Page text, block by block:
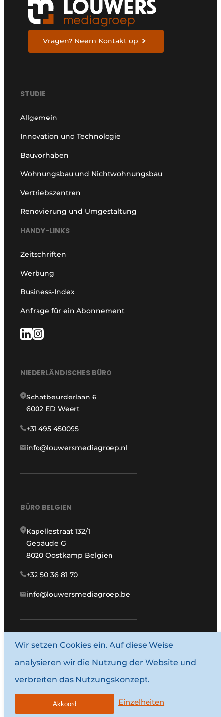
Vragen? Neem Kontakt op
STUDIE
Allgemein
Innovation und Technologie
Bauvorhaben
Wohnungsbau und Nichtwohnungsbau
Vertriebszentren
Renovierung und Umgestaltung
HANDY-LINKS
Zeitschriften
Werbung
Business-Index
Anfrage für ein Abonnement
NIEDERLÄNDISCHES BÜRO
Schatbeurderlaan 6
6002 ED Weert
+31 495 450095
info@louwersmediagroep.nl
BÜRO BELGIEN
Kapellestraat 132/1
Gebäude G
8020 Oostkamp Belgien
+32 50 36 81 70
info@louwersmediagroep.be
www.louwersmediagroep.com
© 1987–2026 Louwersmediagroep.
Allgemeine Bedingungen und Konditionen
Wir setzen Cookies ein. Auf diese Weise
analysieren wir die Nutzung der Website und
verbreiten das Nutzungskonzept.
Einzelheiten
Akkoord